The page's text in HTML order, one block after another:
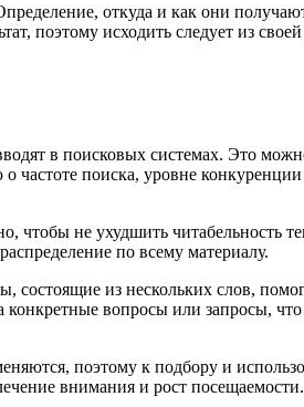
откуда и как они
поэтому исходить следует из
в поисковых системах. Это
поиска, уровне конкуренции
чтобы не ухудшить читабельность
по всему материалу.
состоящие из нескольких слов,
вопросы или запросы,
поэтому к подбору и
внимания и рост посещаемости.